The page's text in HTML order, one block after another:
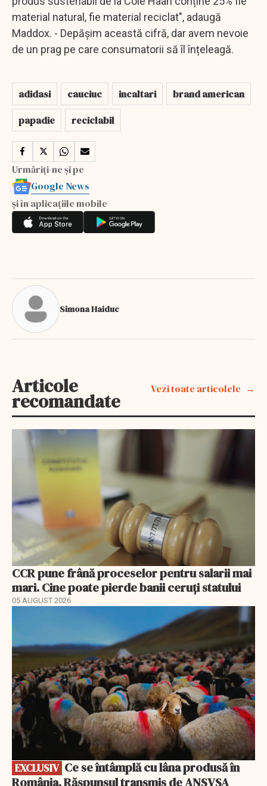
material natural, fie material reciclat", adaugă
Maddox. - Depășim această cifră, dar avem nevoie
de un prag pe care consumatorii să îl înțeleagă.
adidasi cauciuc incaltari
brand american
papadie
reciclabil
Urmăriți-ne și pe
Google News
și în aplicațiile mobile
Simona Haiduc
Articole
recomandate
Vezi toate articolele
CCR pune frână proceselor pentru salarii mai
mari. Cine poate pierde banii ceruți statului
05 AUGUST 2026
EXCLUSIV
România. Răspunsul transmis de ANSVSA